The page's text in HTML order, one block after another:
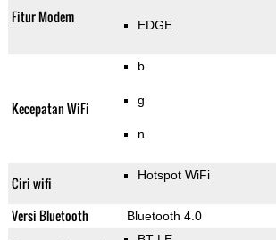
Fitur Modem EDGE
Kecepatan WiFi
b
g
n
Ciri wifi Hotspot WiFi
Versi Bluetooth Bluetooth 4.0